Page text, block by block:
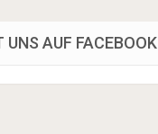
UNS AUF FACEBOOK